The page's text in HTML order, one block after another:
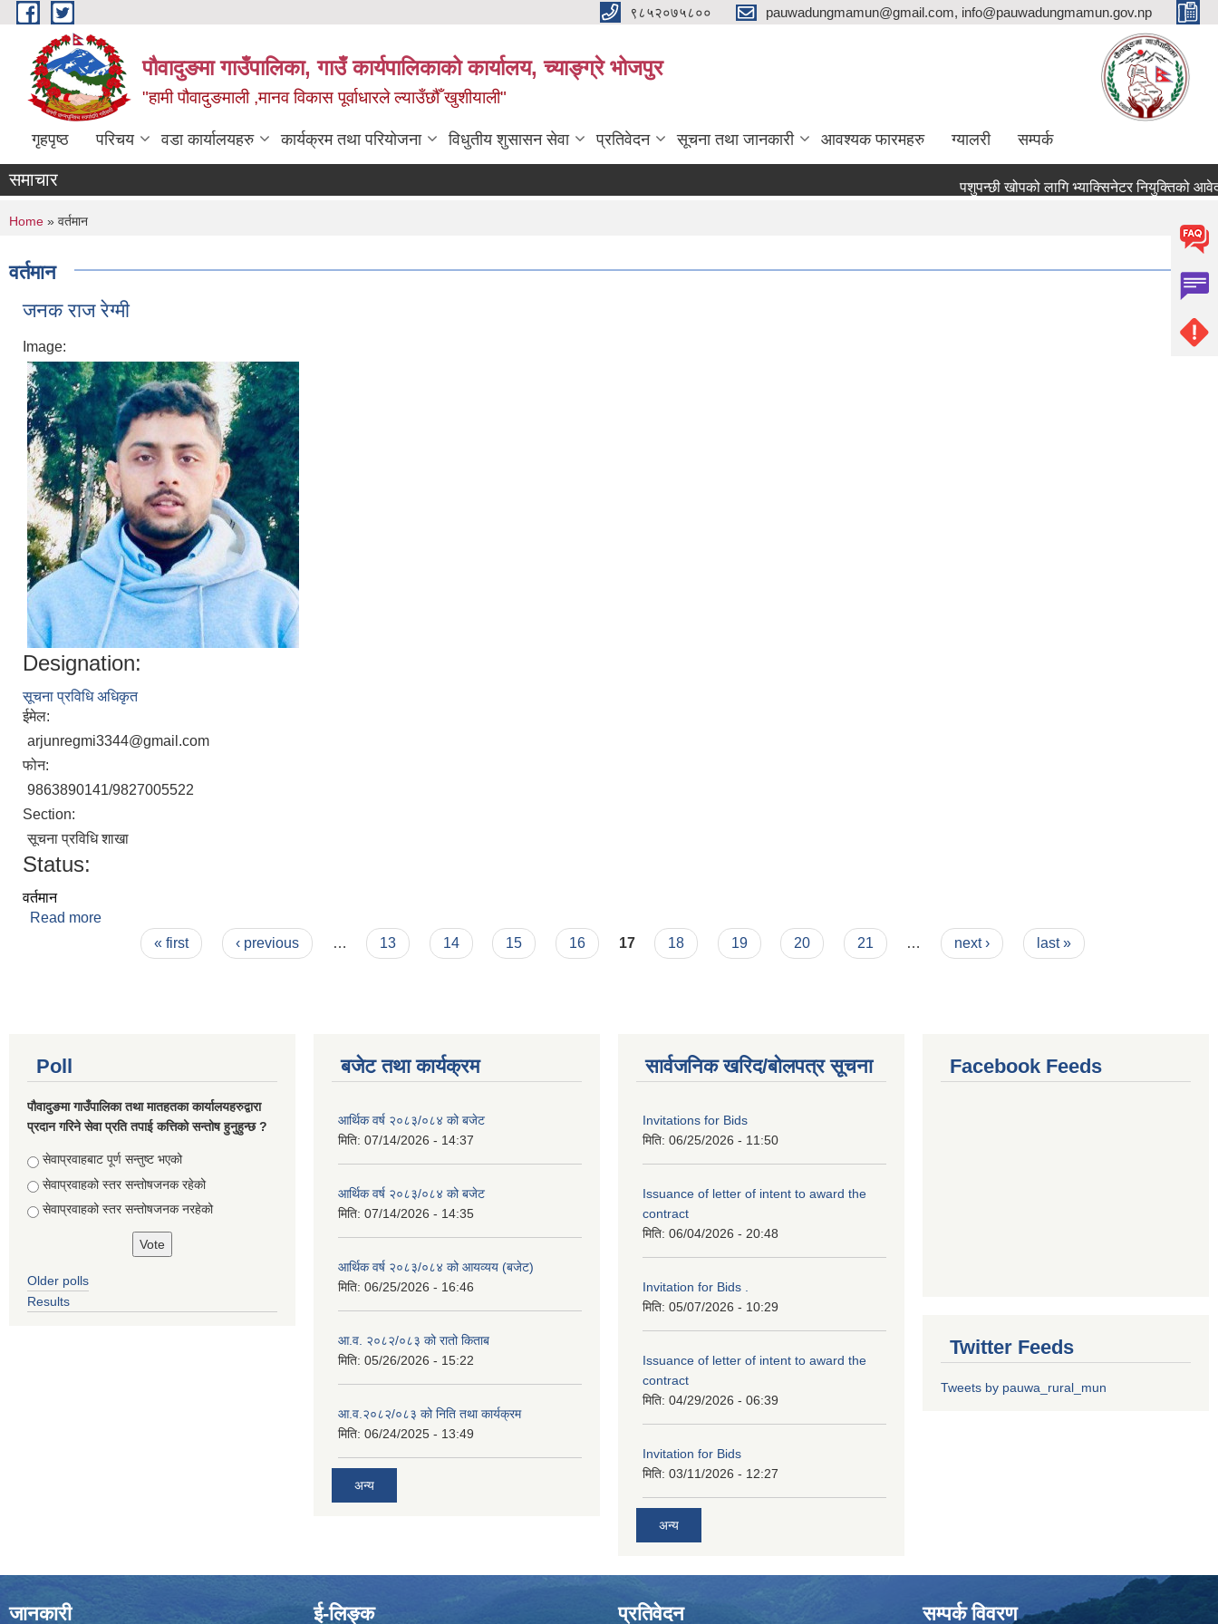
Skip to main content ९८५२०७५८०० pauwadungmamun@gmail.com, info@pauwadungmamun.gov.np
पौवादुङमा गाउँपालिका, गाउँ कार्यपालिकाको कार्यालय, च्याङ्ग्रे भोजपुर
"हामी पौवादुङमाली ,मानव विकास पूर्वाधारले ल्याउँछौँ खुशीयाली"
गृहपृष्ठ परिचय वडा कार्यालयहरु कार्यक्रम तथा परियोजना विधुतीय शुसासन सेवा प्रतिवेदन सूचना तथा जानकारी आवश्यक फारमहरु ग्यालरी सम्पर्क
समाचार पशुपन्छी खोपको लागि भ्याक्सिनेटर नियुक्तिको आवेदन
You are here
Home » वर्तमान
वर्तमान
जनक राज रेग्मी
Image:
Designation:
सूचना प्रविधि अधिकृत
ईमेल:
arjunregmi3344@gmail.com
फोन:
9863890141/9827005522
Section:
सूचना प्रविधि शाखा
Status:
वर्तमान
Read more
« first ‹ previous … 13 14 15 16 17 18 19 20 21 … next › last »
Poll
पौवादुङमा गाउँपालिका तथा मातहतका कार्यालयहरुद्वारा
प्रदान गरिने सेवा प्रति तपाई कत्तिको सन्तोष हुनुहुन्छ ?
Choices
सेवाप्रवाहबाट पूर्ण सन्तुष्ट भएको
सेवाप्रवाहको स्तर सन्तोषजनक रहेको
सेवाप्रवाहको स्तर सन्तोषजनक नरहेको
Older polls
Results
बजेट तथा कार्यक्रम
आर्थिक वर्ष २०८३/०८४ को बजेट
मिति: 07/14/2026 - 14:37
आर्थिक वर्ष २०८३/०८४ को बजेट
मिति: 07/14/2026 - 14:35
आर्थिक वर्ष २०८३/०८४ को आयव्यय (बजेट)
मिति: 06/25/2026 - 16:46
आ.व. २०८२/०८३ को रातो किताब
मिति: 05/26/2026 - 15:22
आ.व.२०८२/०८३ को निति तथा कार्यक्रम
मिति: 06/24/2025 - 13:49
अन्य
सार्वजनिक खरिद/बोलपत्र सूचना
Invitations for Bids
मिति: 06/25/2026 - 11:50
Issuance of letter of intent to award the
contract
मिति: 06/04/2026 - 20:48
Invitation for Bids .
मिति: 05/07/2026 - 10:29
Issuance of letter of intent to award the
contract
मिति: 04/29/2026 - 06:39
Invitation for Bids
मिति: 03/11/2026 - 12:27
अन्य
Facebook Feeds
Twitter Feeds
Tweets by pauwa_rural_mun
जानकारी ई-लिङ्क प्रतिवेदन सम्पर्क विवरण